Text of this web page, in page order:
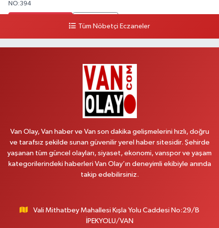
NO:394
HEKİM HASTANESİ ACİL KARŞISI
Yol Tarifi Al
MAHMUDİYE MAH.ATATÜRK CAD.NO:17B
0 (531) 621 69 65 Yol Tarifi Al
Onay Eczanesi
MERAŞEL FEVZİ ÇAKMAK CAD. KÜLTÜR SARAYI KIZILAY KAN MERKEZİ
Yenı Derman Eczanesi
Tüm Nöbetçi Eczaneler
Van Olay, Van haber ve Van son dakika gelişmelerini hızlı, doğru
ve tarafsız şekilde sunan güvenilir yerel haber sitesidir. Şehirde
yaşanan tüm güncel olayları, siyaset, ekonomi, vanspor ve yaşam
kategorilerindeki haberleri Van Olay’ın deneyimli ekibiyle anında
takip edebilirsiniz.
Vali Mithatbey Mahallesi Kışla Yolu Caddesi No:29/B
İPEKYOLU/VAN